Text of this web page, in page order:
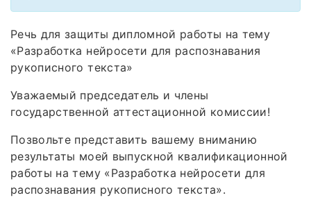
Речь для защиты дипломной работы на тему
«Разработка нейросети для распознавания
рукописного текста»
Уважаемый председатель и члены
государственной аттестационной комиссии!
Позвольте представить вашему вниманию
результаты моей выпускной квалификационной
работы на тему «Разработка нейросети для
распознавания рукописного текста».